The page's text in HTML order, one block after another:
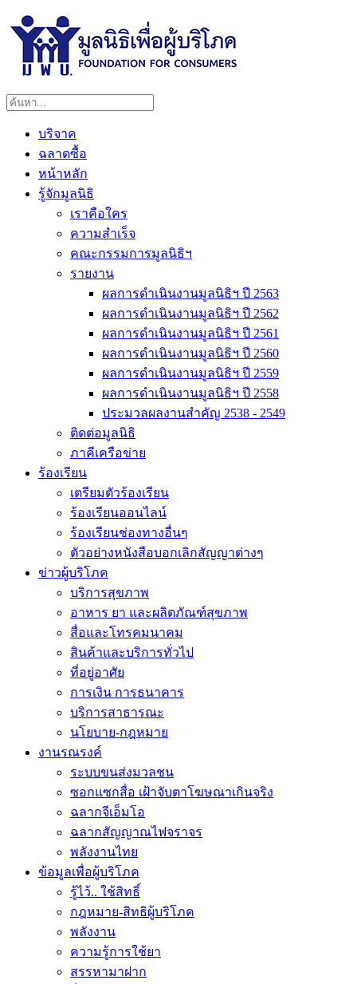
บริจาค
ฉลาดซื้อ
หน้าหลัก
รู้จักมูลนิธิ
เราคือใคร
ความสำเร็จ
คณะกรรมการมูลนิธิฯ
รายงาน
ผลการดำเนินงานมูลนิธิฯ ปี 2563
ผลการดำเนินงานมูลนิธิฯ ปี 2562
ผลการดำเนินงานมูลนิธิฯ ปี 2561
ผลการดำเนินงานมูลนิธิฯ ปี 2560
ผลการดำเนินงานมูลนิธิฯ ปี 2559
ผลการดำเนินงานมูลนิธิฯ ปี 2558
ประมวลผลงานสำคัญ 2538 - 2549
ติดต่อมูลนิธิ
ภาคีเครือข่าย
ร้องเรียน
เตรียมตัวร้องเรียน
ร้องเรียนออนไลน์
ร้องเรียนช่องทางอื่นๆ
ตัวอย่างหนังสือบอกเลิกสัญญาต่างๆ
ข่าวผู้บริโภค
บริการสุขภาพ
อาหาร ยา และผลิตภัณฑ์สุขภาพ
สื่อและโทรคมนาคม
สินค้าและบริการทั่วไป
ที่อยู่อาศัย
การเงิน การธนาคาร
บริการสาธารณะ
นโยบาย-กฎหมาย
งานรณรงค์
ระบบขนส่งมวลชน
ซอกแซกสื่อ เฝ้าจับตาโฆษณาเกินจริง
ฉลากจีเอ็มโอ
ฉลากสัญญาณไฟจราจร
พลังงานไทย
ข้อมูลเพื่อผู้บริโภค
รู้ไว้.. ใช้สิทธิ์
กฎหมาย-สิทธิผู้บริโภค
พลังงาน
ความรู้การใช้ยา
สรรหามาฝาก